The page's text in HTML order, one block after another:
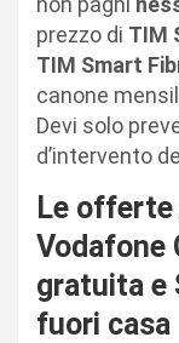
prezzo di TIM
TIM Smart
canone
Devi solo
d’intervento
Le
Vodafone
gratuita e
fuori casa